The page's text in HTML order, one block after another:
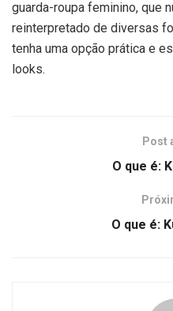
guarda-roupa feminino, que
reinterpretado de diversas
tenha uma opção prática e
looks.
Post
O que é:
O que é: